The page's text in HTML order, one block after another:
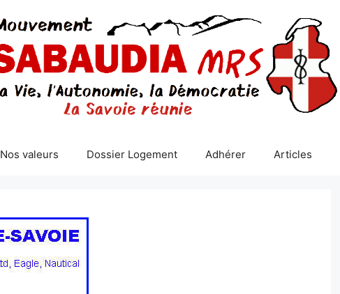
Nos valeurs Dossier Logement Adhérer Articles